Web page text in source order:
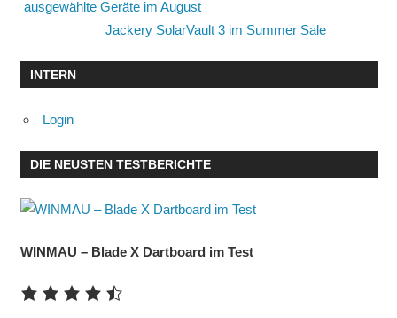
ausgewählte Geräte im August
Jackery SolarVault 3 im Summer Sale
INTERN
Login
DIE NEUSTEN TESTBERICHTE
WINMAU – Blade X Dartboard im Test